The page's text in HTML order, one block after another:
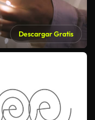
Descargar Gratis